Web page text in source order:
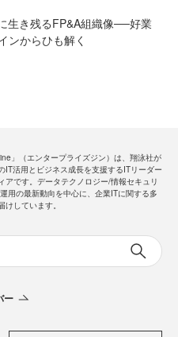
生き残るFP&A組織像──好業
ンからひも解く
」（エンタープライズジン）は、翔泳社が
IT活用とビジネス成長を支援するITリーダー
アです。データテクノロジー/情報セキュリ
用の最新動向を中心に、企業ITに関する多
けしています。
ー